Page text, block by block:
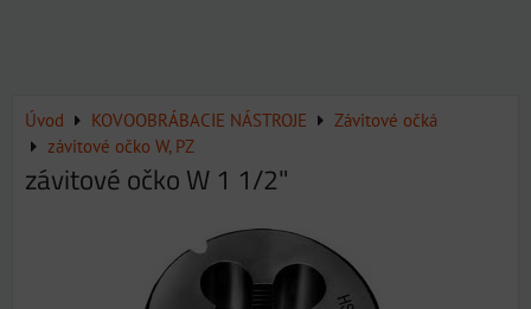
Úvod KOVOOBRÁBACIE NÁSTROJE
Závitové očká
závitové očko W, PZ
závitové očko W 1 1/2"